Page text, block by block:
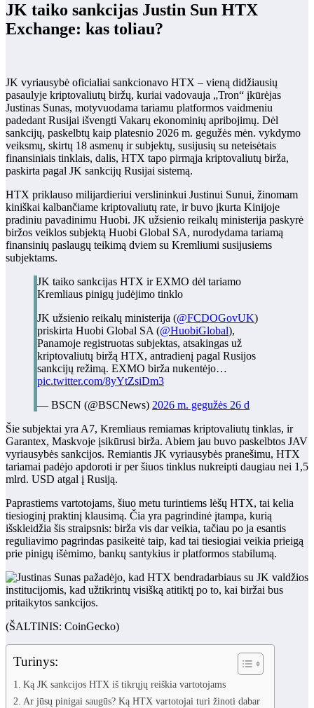
JK taiko sankcijas Justin Sun HTX
Exchange: kas toliau?
JK vyriausybė oficialiai sankcionavo HTX – vieną didžiausių
pasaulyje kriptovaliutų biržų, kuriai vadovauja „Tron“ įkūrėjas
Justinas Sunas, motyvuodama tariamu platformos vaidmeniu
padedant Rusijai išvengti Vakarų ekonominių apribojimų. Dėl
sankcijų, paskelbtų kaip platesnio 2026 m. gegužės mėn. vykdymo
veiksmų, skirtų 18 asmenų ir subjektų, susijusių su neteisėtais
finansiniais tinklais, dalis, HTX tapo pirmąja kriptovaliutų birža,
paskirta pagal JK sankcijų Rusijai sistemą.
HTX priklauso milijardieriui verslininkui Justinui Sunui, žinomam
kiniškai kalbančiame kriptovaliutų rate, ir buvo įkurta Kinijoje
pradiniu pavadinimu Huobi. JK užsienio reikalų ministerija paskyrė
biržos veiklos subjektą Huobi Global SA, nurodydama tariamą
finansinių paslaugų teikimą dviem su Kremliumi susijusiems
subjektams.
JK taiko sankcijas HTX ir EXMO dėl tariamo
Kremliaus pinigų judėjimo tinklo
JK užsienio reikalų ministerija (@FCDOGovUK)
priskirta Huobi Global SA (@HuobiGlobal),
Panamoje registruotas subjektas, atsakingas už
kriptovaliutų biržą HTX, antradienį pagal Rusijos
sankcijų režimą. EXMO birža nukentėjo…
pic.twitter.com/8yYtZsiDm3
— BSCN (@BSCNews) 2026 m. gegužės 26 d
Šie subjektai yra A7, Kremliaus remiamas kriptovaliutų tinklas, ir
Garantex, Maskvoje įsikūrusi birža. Abiem jau buvo paskelbtos JAV
vyriausybės sankcijos. Remiantis JK vyriausybės pranešimu, HTX
tariamai padėjo apdoroti ir per šiuos tinklus nukreipti daugiau nei 1,5
mlrd. USD atgal į Rusiją.
Paprastiems vartotojams, šiuo metu turintiems lėšų HTX, tai kelia
tiesioginį praktinį klausimą. Čia yra pagrindinė įtampa, kurią
išskleidžia šis straipsnis: birža vis dar veikia, tačiau po ja esantis
reguliavimo pagrindas pasikeitė taip, kad tai tiesiogiai veikia prieigą
prie pinigų išėmimo, bankų santykius ir platformos stabilumą.
(ŠALTINIS: CoinGecko)
Turinys:
Ką JK sankcijos HTX iš tikrųjų reiškia vartotojams
Ar jūsų pinigai saugūs? Ką HTX vartotojai turi žinoti dabar